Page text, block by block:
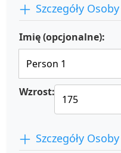
Szczegóły Osoby
Imię (opcjonalne):
Wzrost:
Szczegóły